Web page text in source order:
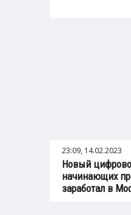
23:09, 14.02.2023
Новый
начинающих
заработал в